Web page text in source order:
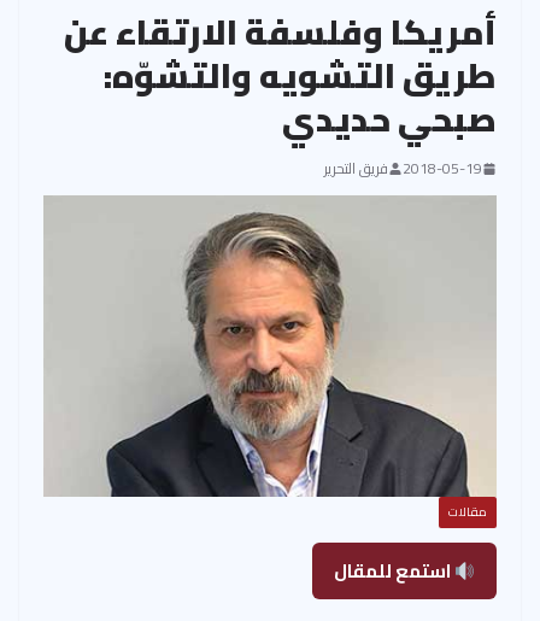
أمريكا وفلسفة الارتقاء عن
طريق التشويه والتشوّه:
صبحي حديدي
2018-05-19 فريق التحرير
مقالات
استمع للمقال